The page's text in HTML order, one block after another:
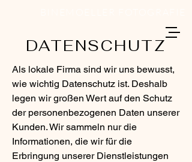
DATENSCHUTZ
Als lokale Firma sind wir uns bewusst,
wie wichtig Datenschutz ist. Deshalb
legen wir großen Wert auf den Schutz
der personenbezogenen Daten unserer
Kunden. Wir sammeln nur die
Informationen, die wir für die
Erbringung unserer Dienstleistungen